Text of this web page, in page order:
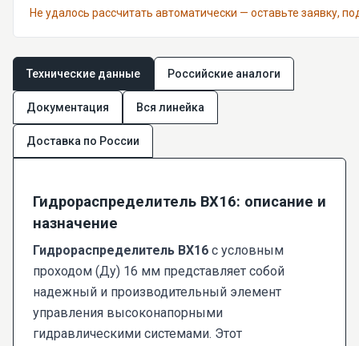
Не удалось рассчитать автоматически — оставьте заявку,
Технические данные Российские аналоги
Документация Вся линейка
Доставка по России
Гидрораспределитель ВХ16: описание и
назначение
Гидрораспределитель ВХ16 с условным
проходом (Ду) 16 мм представляет собой
надежный и производительный элемент
управления высоконапорными
гидравлическими системами. Этот